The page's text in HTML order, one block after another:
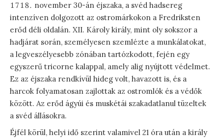
november 30-án éjszaka, a svéd hadsereg
intenzíven dolgozott az ostromárkokon a Fredriksten
erőd déli oldalán. XII. Károly király, mint oly sokszor a
hadjárat során, személyesen szemlézte a munkálatokat,
a legveszélyesebb zónában tartózkodott, fején egy
egyszerű tricorne kalappal, amely alig nyújtott védelmet.
Ez az éjszaka rendkívül hideg volt, havazott is, és a
harcok folyamatosan zajlottak az ostromlók és a védők
között. Az erőd ágyúi és muskétái szakadatlanul tüzeltek
a svéd állásokra.
Éjfél körül, helyi idő szerint valamivel 21 óra után a király